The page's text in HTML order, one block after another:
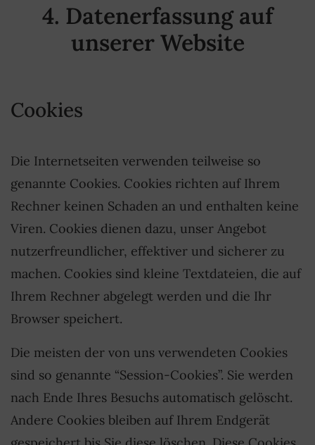
4. Datenerfassung auf
unserer Website
Cookies
Die Internetseiten verwenden teilweise so
genannte Cookies. Cookies richten auf Ihrem
Rechner keinen Schaden an und enthalten keine
Viren. Cookies dienen dazu, unser Angebot
nutzerfreundlicher, effektiver und sicherer zu
machen. Cookies sind kleine Textdateien, die auf
Ihrem Rechner abgelegt werden und die Ihr
Browser speichert.
Die meisten der von uns verwendeten Cookies
sind so genannte “Session-Cookies”. Sie werden
nach Ende Ihres Besuchs automatisch gelöscht.
Andere Cookies bleiben auf Ihrem Endgerät